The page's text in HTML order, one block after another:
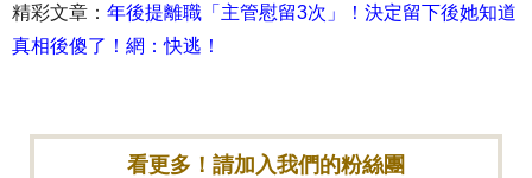
精彩文章： 年後提離職「主管慰留3次」！決定留下後她知道
真相後傻了！網：快逃！
看更多！請加入我們的粉絲團